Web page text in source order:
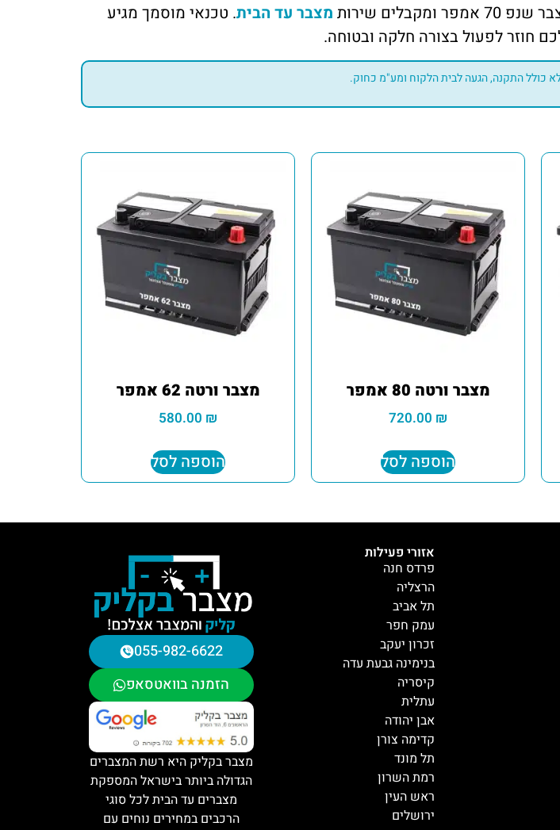
שירות מצבר עד הבית. טכנאי מוסמך מגיע
חוזר לפעול בצורה חלקה ובטוחה.
כולל התקנה, הגעה לבית הלקוח ומע"מ כחוק.
מצבר ורטה 80 אמפר
720.00 ₪
הוספה לסל
מצבר ורטה 62 אמפר
580.00 ₪
הוספה לסל
אזורי פעילות
פרדס חנה
הרצליה
תל אביב
עמק חפר
זכרון יעקב
בנימינה גבעת עדה
קיסריה
עתלית
אבן יהודה
קדימה צורן
תל מונד
רמת השרון
ראש העין
ירושלים
055-982-6622
הזמנה בוואטסאפ
מצבר בקליק היא רשת המצברים
הגדולה ביותר בישראל המספקת
מצברים עד הבית לכל סוגי
הרכבים במחירים נוחים עם